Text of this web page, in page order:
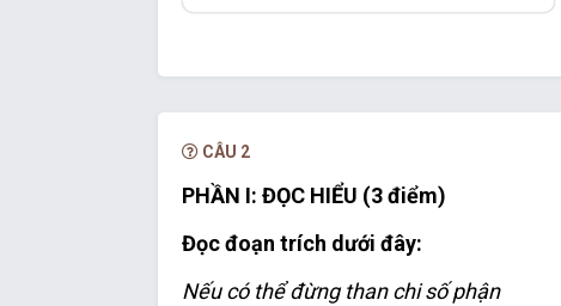
CÂU 2
PHẦN I: ĐỌC HIỂU (3 điểm)
Đọc đoạn trích dưới đây:
Nếu có thể đừng than chi số phận